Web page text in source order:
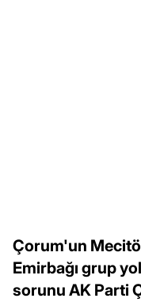
Çorum'un
Emirbağı grup
sorunu AK Parti